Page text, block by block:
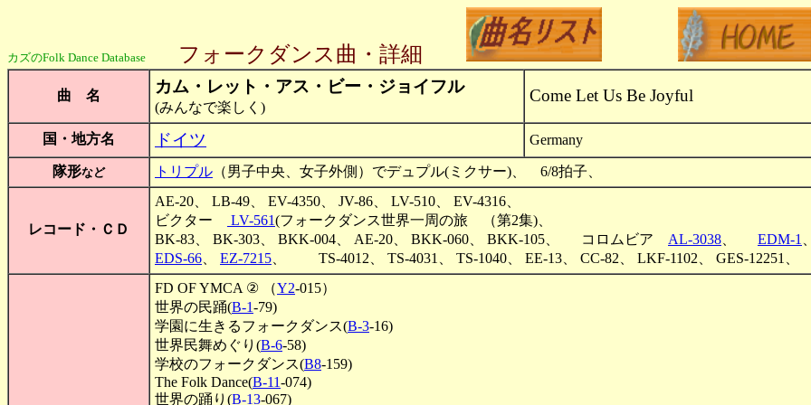
カズのFolk Dance Database フォークダンス曲・詳細
曲 名 カム・レット・アス・ビー・ジョイフル
(みんなで楽しく)
Come Let Us Be Joyful
国・地方名 ドイツ Germany
隊形など トリプル （男子中央、女子外側）でデュプル(ミクサー)、 6/8拍子、
レコード・ＣＤ
AE-20、 LB-49、 EV-4350、 JV-86、 LV-510、 EV-4316、
ビクター
LV-561(フォークダンス世界一周の旅 （第2集)、
BK-83、 BK-303、 BKK-004、 AE-20、 BKK-060、 BKK-105、 コロムビア AL-3038 EDM-1
EDS-66
EZ-7215 、 TS-4012、 TS-4031、 TS-1040、 EE-13、 CC-82、 LKF-1102、 GES-12251、
FD OF YMCA ② （Y2-015）
世界の民踊(B-1-79)
学園に生きるフォークダンス(B-3-16)
世界民舞めぐり(B-6-58)
学校のフォークダンス(B8-159)
The Folk Dance(B-11-074)
世界の踊り(B-13-067)